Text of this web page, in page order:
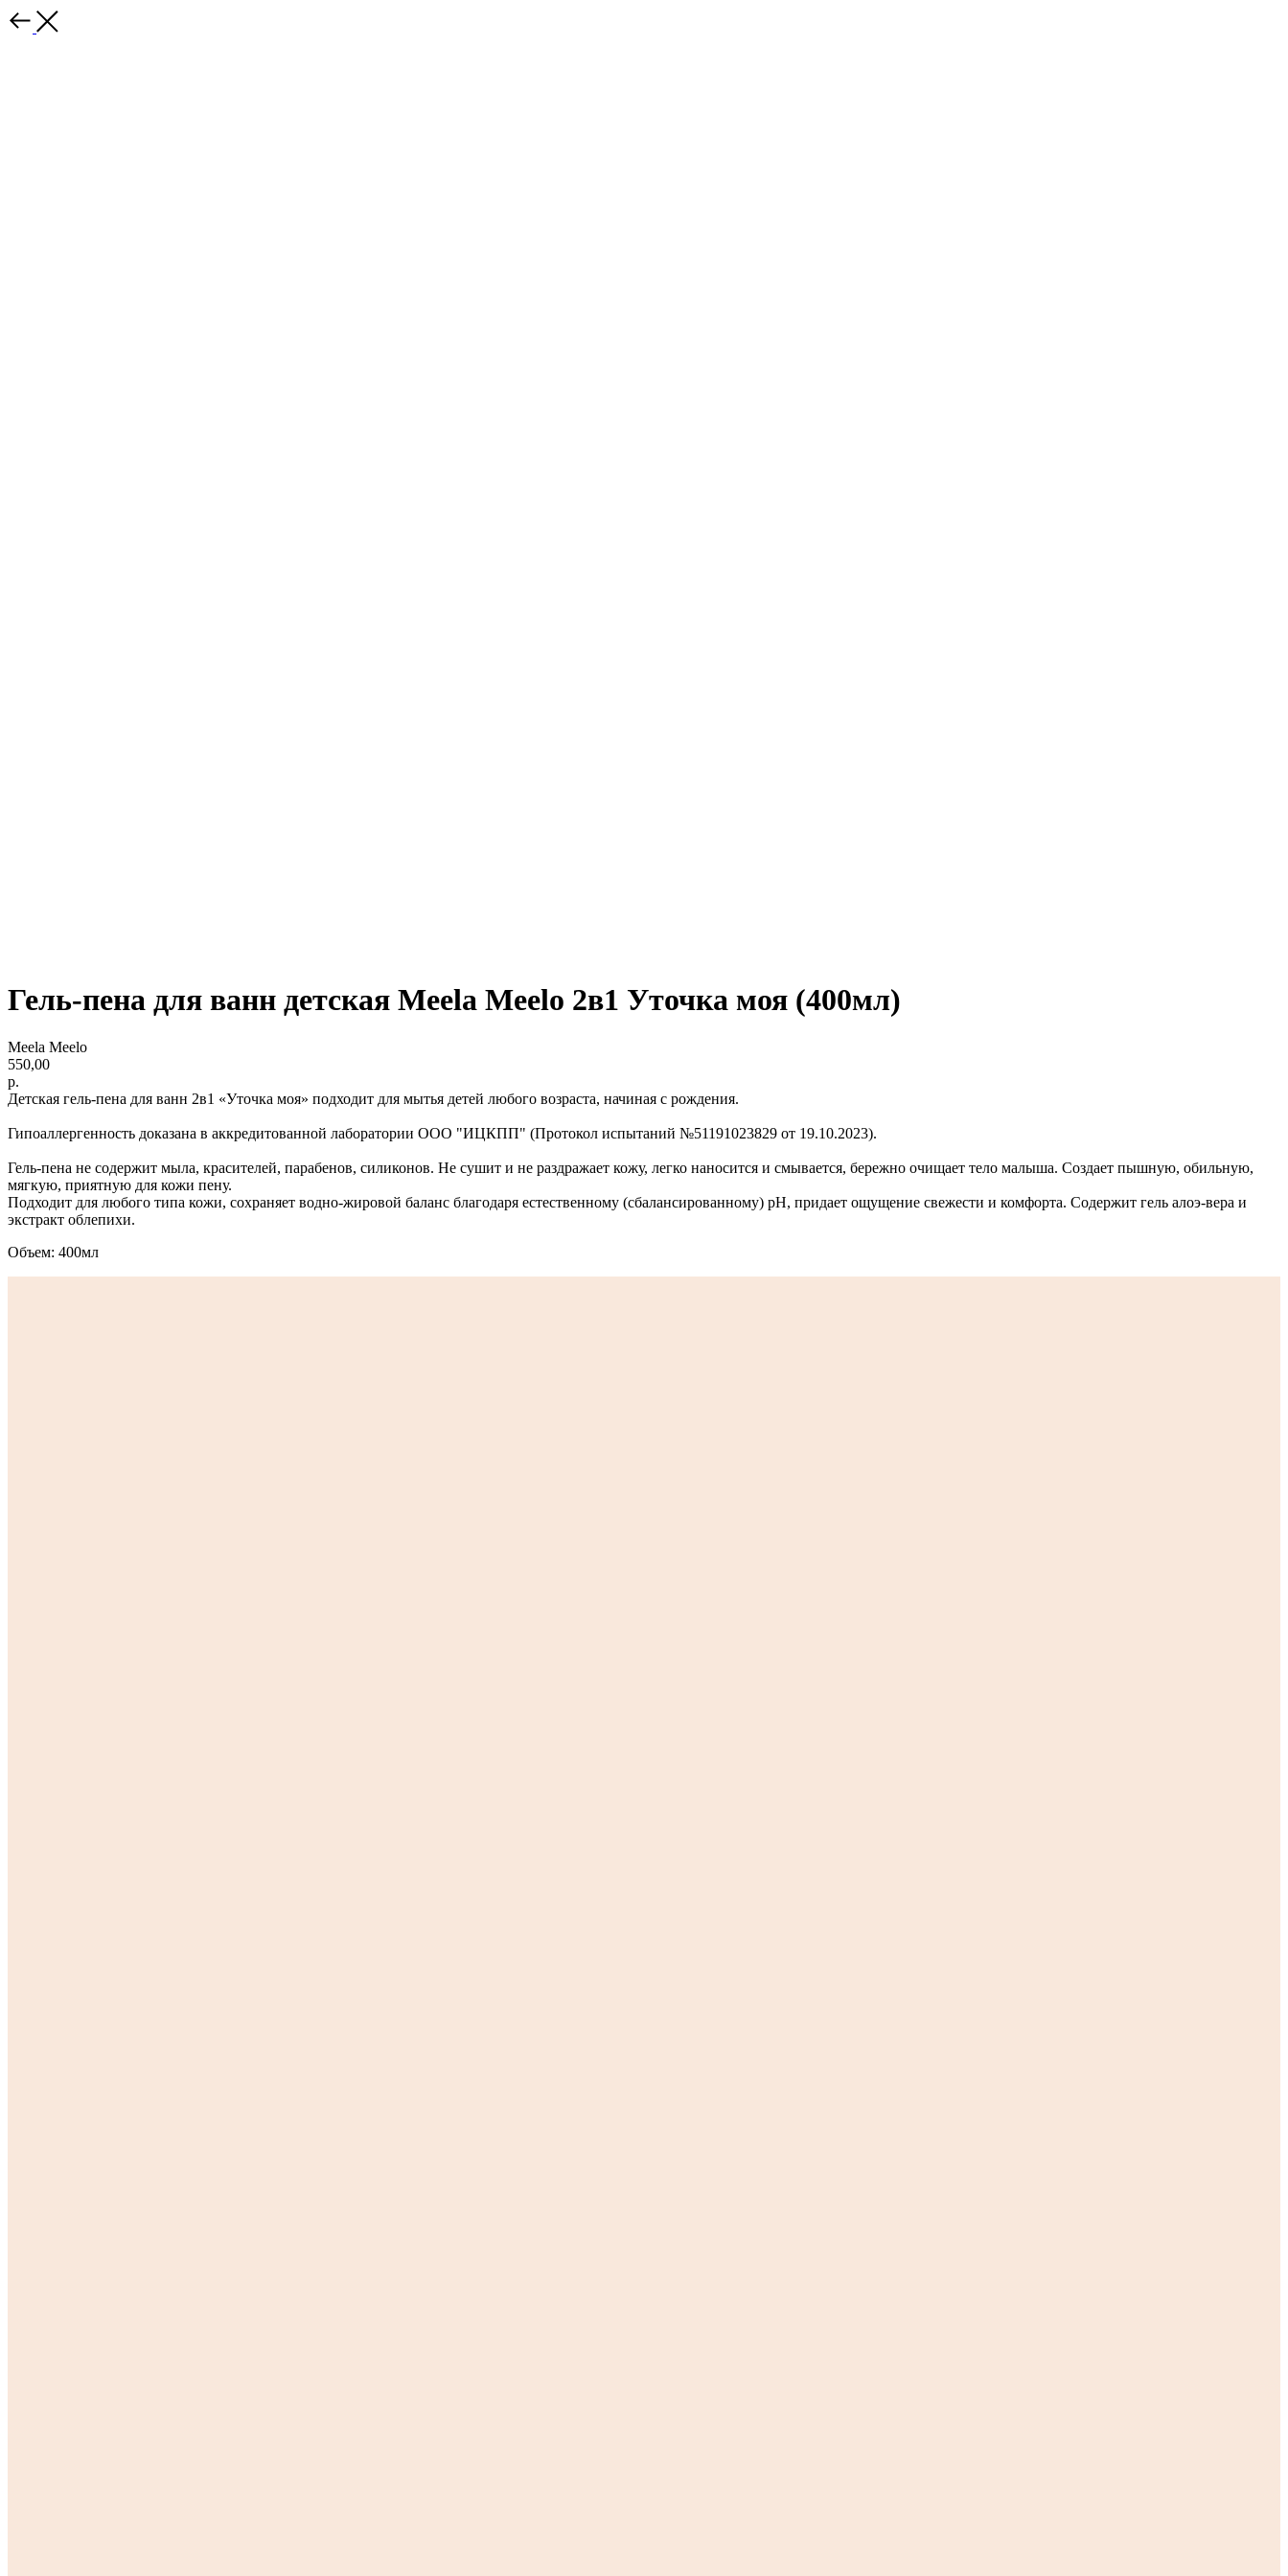
Гель-пена для ванн детская Meela Meelo 2в1 Уточка моя (400мл)
Meela Meelo
550,00
р.
Детская гель-пена для ванн 2в1 «Уточка моя» подходит для мытья детей любого возраста, начиная с рождения.
Гипоаллергенность доказана в аккредитованной лаборатории ООО "ИЦКПП" (Протокол испытаний №51191023829 от 19.10.2023).
Гель-пена не содержит мыла, красителей, парабенов, силиконов. Не сушит и не раздражает кожу, легко наносится и смывается, бережно очищает тело малыша. Создает пышную, обильную,
мягкую, приятную для кожи пену.
Подходит для любого типа кожи, сохраняет водно-жировой баланс благодаря естественному (сбалансированному) pH, придает ощущение свежести и комфорта. Содержит гель алоэ-вера и
экстракт облепихи.
Объем: 400мл